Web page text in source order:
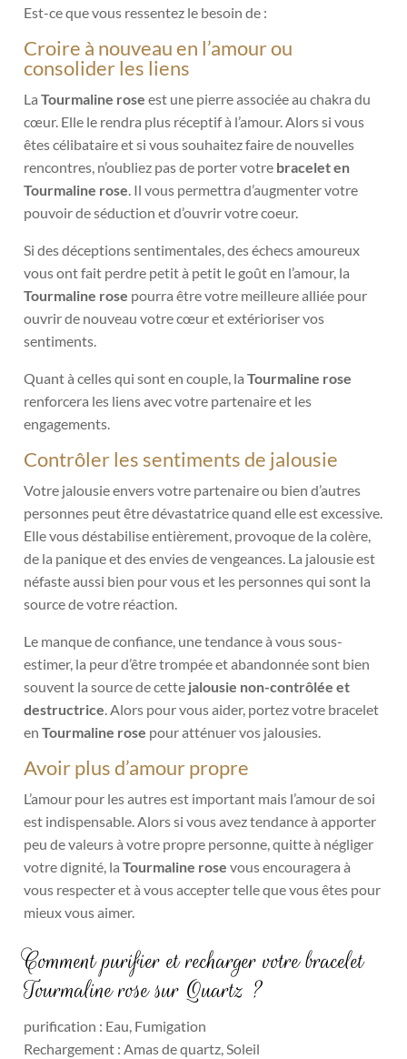
Est-ce que vous ressentez le besoin de :
Croire à nouveau en l’amour ou
consolider les liens
LaTourmaline roseest une pierre associée au chakra du
cœur. Elle le rendra plus réceptif à l’amour. Alors si vous
êtes célibataire et si vous souhaitez faire de nouvelles
rencontres, n’oubliez pas de porter votre bracelet en
Tourmaline rose. Il vous permettra d’augmenter votre
pouvoir de séduction et d’ouvrir votre coeur.
Si des déceptions sentimentales, des échecs amoureux
vous ont fait perdre petit à petit le goût en l’amour, la
Tourmaline rose pourra être votre meilleure alliée pour
ouvrir de nouveau votre cœur et extérioriser vos
sentiments.
Quant à celles qui sont en couple, laTourmaline rose
renforcera les liens avec votre partenaire et les
engagements.
Contrôler les sentiments de jalousie
Votre jalousie envers votre partenaire ou bien d’autres
personnes peut être dévastatrice quand elle est excessive.
Elle vous déstabilise entièrement, provoque de la colère,
de la panique et des envies de vengeances. La jalousie est
néfaste aussi bien pour vous et les personnes qui sont la
source de votre réaction.
Le manque de confiance, une tendance à vous sous-
estimer, la peur d’être trompée et abandonnée sont bien
souvent la source de cette jalousie non-contrôlée et
destructrice. Alors pour vous aider, portez votre bracelet
enTourmaline rose pour atténuer vos jalousies.
Avoir plus d’amour propre
L’amour pour les autres est important mais l’amour de soi
est indispensable. Alors si vous avez tendance à apporter
peu de valeurs à votre propre personne, quitte à négliger
votre dignité, laTourmaline rose vous encouragera à
vous respecter et à vous accepter telle que vous êtes pour
mieux vous aimer.
Comment purifier et recharger votre bracelet
Tourmaline rose sur Quartz ?
purification : Eau, Fumigation
Rechargement : Amas de quartz, Soleil